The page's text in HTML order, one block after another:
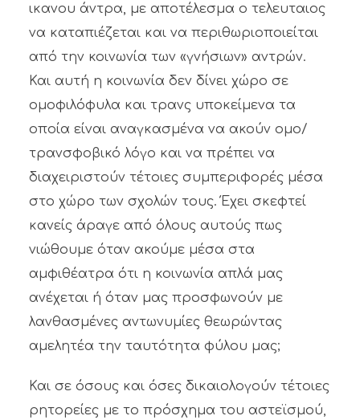
ικανου άντρα, με αποτέλεσμα ο τελευταιος
να καταπιέζεται και να περιθωριοποιείται
από την κοινωνία των «γνήσιων» αντρών.
Και αυτή η κοινωνία δεν δίνει χώρο σε
ομοφιλόφυλα και τρανς υποκείμενα τα
οποία είναι αναγκασμένα να ακούν ομο/
τρανσφοβικό λόγο και να πρέπει να
διαχειριστούν τέτοιες συμπεριφορές μέσα
στο χώρο των σχολών τους. Έχει σκεφτεί
κανείς άραγε από όλους αυτούς πως
νιώθουμε όταν ακούμε μέσα στα
αμφιθέατρα ότι η κοινωνία απλά μας
ανέχεται ή όταν μας προσφωνούν με
λανθασμένες αντωνυμίες θεωρώντας
αμελητέα την ταυτότητα φύλου μας;
Και σε όσους και όσες δικαιολογούν τέτοιες
ρητορείες με το πρόσχημα του αστεϊσμού,